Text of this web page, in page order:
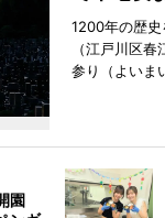
1200年の歴史
（江戸川区
参り（よいま
園